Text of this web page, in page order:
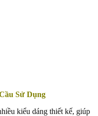
Sử Dụng
kiểu dáng thiết kế, giúp